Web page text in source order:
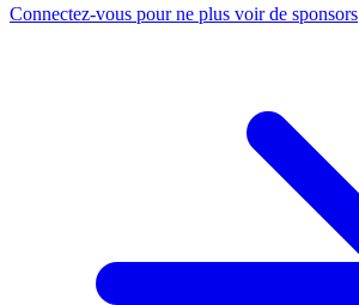
Connectez-vous pour ne plus voir de sponsors